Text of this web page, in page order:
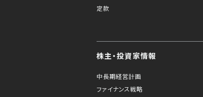
定款
株主・投資家情報
中長期経営計画
ファイナンス戦略